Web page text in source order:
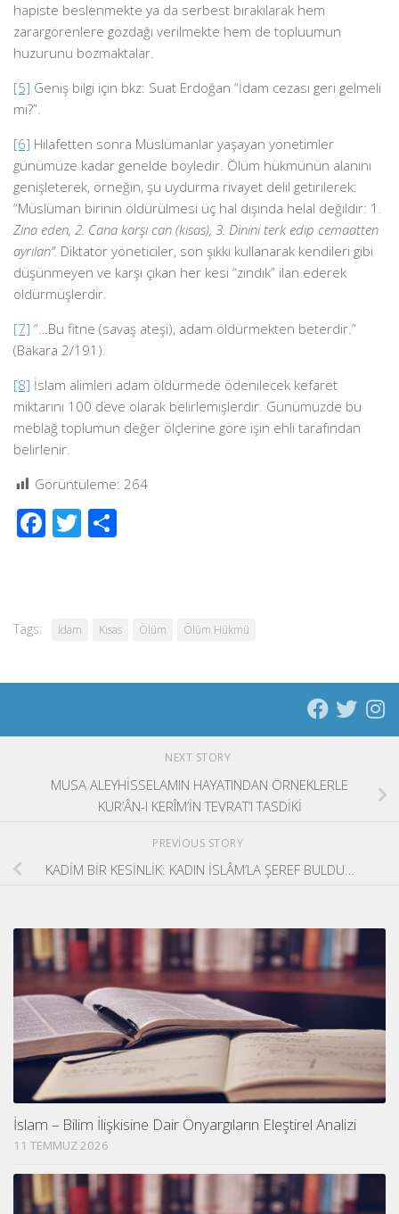
hapiste beslenmekte ya da serbest bırakılarak hem
zarargörenlere gözdağı verilmekte hem de topluumun
huzurunu bozmaktalar.
[5] Geniş bilgi için bkz: Suat Erdoğan “İdam cezası geri gelmeli
mi?”.
[6] Hilafetten sonra Müslümanlar yaşayan yönetimler
günümüze kadar genelde böyledir. Ölüm hükmünün alanını
genişleterek, örneğin, şu uydurma rivayet delil getirilerek:
“Müslüman birinin öldürülmesi üç hal dışında helal değildir: 1 .
Zina eden, 2. Cana karşı can (kısas), 3. Dinini terk edip cemaatten
ayrılan”. Diktatör yöneticiler, son şıkkı kullanarak kendileri gibi
düşünmeyen ve karşı çıkan her kesi “zındık” ilan ederek
öldürmüşlerdir.
[7] “…Bu fitne (savaş ateşi), adam öldürmekten beterdir.”
(Bakara 2/191).
[8] İslam alimleri adam öldürmede ödenilecek kefaret
miktarını 100 deve olarak belirlemişlerdir. Günümüzde bu
meblağ toplumun değer ölçlerine göre işin ehli tarafından
belirlenir.
Görüntüleme: 264
Facebook
Twitter
Tags: İdam Kısas Ölüm Ölüm Hükmü
NEXT STORY
MUSA ALEYHİSSELAMIN HAYATINDAN ÖRNEKLERLE
KUR’ÂN-I KERÎM’İN TEVRAT’I TASDİKİ
PREVIOUS STORY
KADİM BİR KESİNLİK: KADIN İSLÂM’LA ŞEREF BULDU…
İslam – Bilim İlişkisine Dair Önyargıların Eleştirel Analizi
11 TEMMUZ 2026